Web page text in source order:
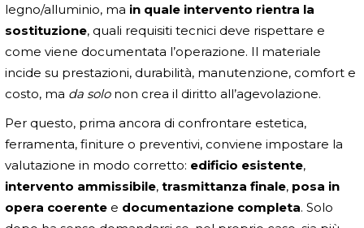
legno/alluminio, ma in quale intervento rientra la
sostituzione, quali requisiti tecnici deve rispettare e
come viene documentata l’operazione. Il materiale
incide su prestazioni, durabilità, manutenzione, comfort e
costo, ma da solonon crea il diritto all’agevolazione.
Per questo, prima ancora di confrontare estetica,
ferramenta, finiture o preventivi, conviene impostare la
valutazione in modo corretto: edificio esistente,
intervento ammissibile, trasmittanza finale, posa in
opera coerente e documentazione completa. Solo